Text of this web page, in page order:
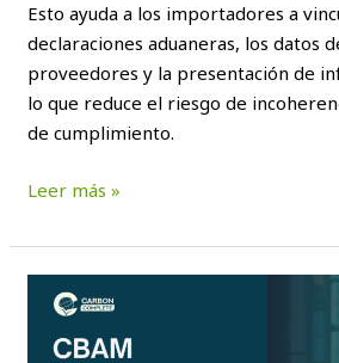
Esto ayuda a los importadores a
declaraciones aduaneras, los datos
proveedores y la presentación de
lo que reduce el riesgo de
de cumplimiento.
Leer más »
Recogida
datos